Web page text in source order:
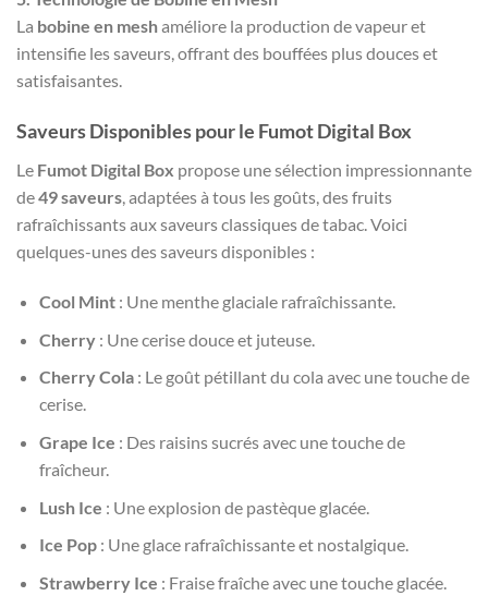
La bobine en meshaméliore la production de vapeur et
intensifie les saveurs, offrant des bouffées plus douces et
satisfaisantes.
Saveurs Disponibles pour le Fumot Digital Box
Le Fumot Digital Box propose une sélection impressionnante
de49 saveurs, adaptées à tous les goûts, des fruits
rafraîchissants aux saveurs classiques de tabac. Voici
quelques-unes des saveurs disponibles :
Cool Mint: Une menthe glaciale rafraîchissante.
Cherry: Une cerise douce et juteuse.
Cherry Cola: Le goût pétillant du cola avec une touche de
cerise.
Grape Ice : Des raisins sucrés avec une touche de
fraîcheur.
Lush Ice : Une explosion de pastèque glacée.
Ice Pop: Une glace rafraîchissante et nostalgique.
Strawberry Ice : Fraise fraîche avec une touche glacée.